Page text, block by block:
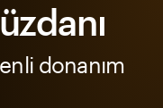
donanım